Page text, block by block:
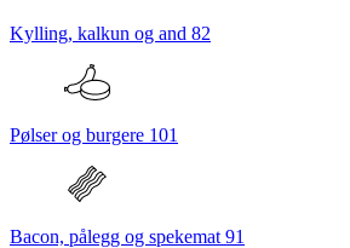
Kylling, kalkun og and 82
Pølser og burgere 101
Bacon, pålegg og spekemat 91